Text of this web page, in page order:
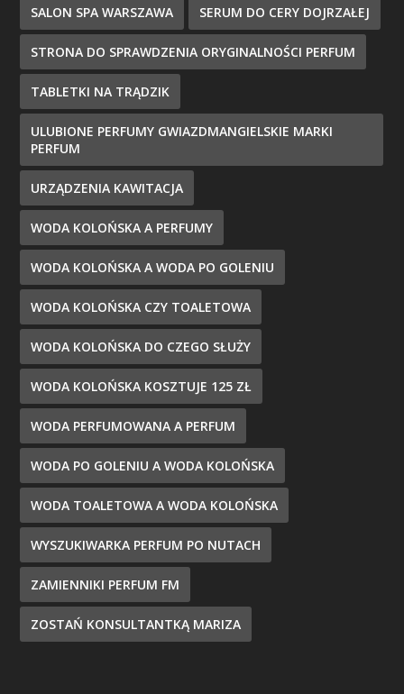
SALON SPA WARSZAWA SERUM DO CERY DOJRZAŁEJ
STRONA DO SPRAWDZENIA ORYGINALNOŚCI PERFUM
TABLETKI NA TRĄDZIK
ULUBIONE PERFUMY GWIAZDMANGIELSKIE MARKI
PERFUM
URZĄDZENIA KAWITACJA
WODA KOLOŃSKA A PERFUMY
WODA KOLOŃSKA A WODA PO GOLENIU
WODA KOLOŃSKA CZY TOALETOWA
WODA KOLOŃSKA DO CZEGO SŁUŻY
WODA KOLOŃSKA KOSZTUJE 125 ZŁ
WODA PERFUMOWANA A PERFUM
WODA PO GOLENIU A WODA KOLOŃSKA
WODA TOALETOWA A WODA KOLOŃSKA
WYSZUKIWARKA PERFUM PO NUTACH
ZAMIENNIKI PERFUM FM
ZOSTAŃ KONSULTANTKĄ MARIZA